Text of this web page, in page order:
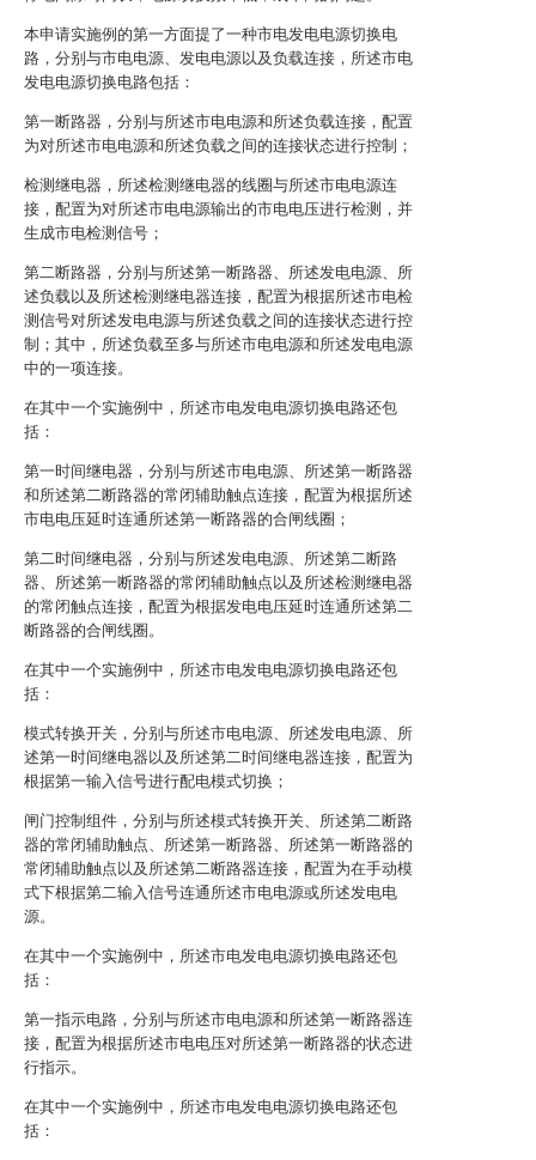
本申请实施例的第一方面提了一种市电发电电源切换电
路，分别与市电电源、发电电源以及负载连接，所述市电
发电电源切换电路包括：
第一断路器，分别与所述市电电源和所述负载连接，配置
为对所述市电电源和所述负载之间的连接状态进行控制；
检测继电器，所述检测继电器的线圈与所述市电电源连
接，配置为对所述市电电源输出的市电电压进行检测，并
生成市电检测信号；
第二断路器，分别与所述第一断路器、所述发电电源、所
述负载以及所述检测继电器连接，配置为根据所述市电检
测信号对所述发电电源与所述负载之间的连接状态进行控
制；其中，所述负载至多与所述市电电源和所述发电电源
中的一项连接。
在其中一个实施例中，所述市电发电电源切换电路还包
括：
第一时间继电器，分别与所述市电电源、所述第一断路器
和所述第二断路器的常闭辅助触点连接，配置为根据所述
市电电压延时连通所述第一断路器的合闸线圈；
第二时间继电器，分别与所述发电电源、所述第二断路
器、所述第一断路器的常闭辅助触点以及所述检测继电器
的常闭触点连接，配置为根据发电电压延时连通所述第二
断路器的合闸线圈。
在其中一个实施例中，所述市电发电电源切换电路还包
括：
模式转换开关，分别与所述市电电源、所述发电电源、所
述第一时间继电器以及所述第二时间继电器连接，配置为
根据第一输入信号进行配电模式切换；
闸门控制组件，分别与所述模式转换开关、所述第二断路
器的常闭辅助触点、所述第一断路器、所述第一断路器的
常闭辅助触点以及所述第二断路器连接，配置为在手动模
式下根据第二输入信号连通所述市电电源或所述发电电
源。
在其中一个实施例中，所述市电发电电源切换电路还包
括：
第一指示电路，分别与所述市电电源和所述第一断路器连
接，配置为根据所述市电电压对所述第一断路器的状态进
行指示。
在其中一个实施例中，所述市电发电电源切换电路还包
括：